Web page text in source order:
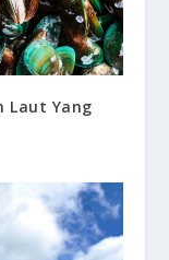
Laut Yang